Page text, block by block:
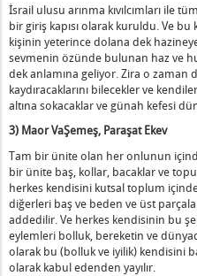
İsrail ulusu arınma kıvılcımları ile
bir giriş kapısı olarak kuruldu. Ve bu
kişinin yeterince dolana dek
sevmenin özünde bulunan haz ve
dek anlamına geliyor. Zira o zaman
kaydıracaklarını bilecekler ve
altına sokacaklar ve günah kefesi
3) Maor VaŞemeş, Paraşat Ekev
Tam bir ünite olan her onlunun
bir ünite baş, kollar, bacaklar ve
herkes kendisini kutsal toplum
diğerleri baş ve beden ve üst
addedilir. Ve herkes kendisinin bu
eylemleri bolluk, bereketin ve
olarak bu (bolluk ve iyilik) kendisini
olarak kabul edenden yayılır.